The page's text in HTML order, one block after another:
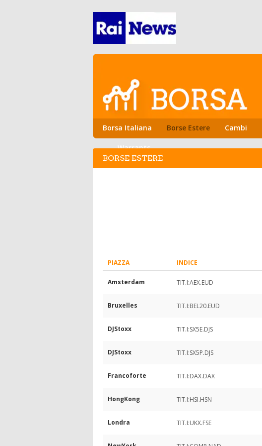
Borsa Italiana Borse Estere Cambi
Warrants
BORSE ESTERE
PIAZZA INDICE
Amsterdam TIT.I:AEX.EUD
Bruxelles TIT.I:BEL20.EUD
DJStoxx TIT.I:SX5E.DJS
DJStoxx TIT.I:SX5P.DJS
Francoforte TIT.I:DAX.DAX
HongKong TIT.I:HSI.HSN
Londra TIT.I:UKX.FSE